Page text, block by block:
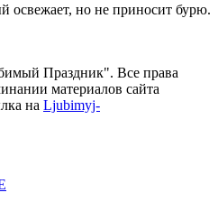
освежает, но не приносит бурю.
Праздник". Все права
материалов сайта
на Ljubimyj-